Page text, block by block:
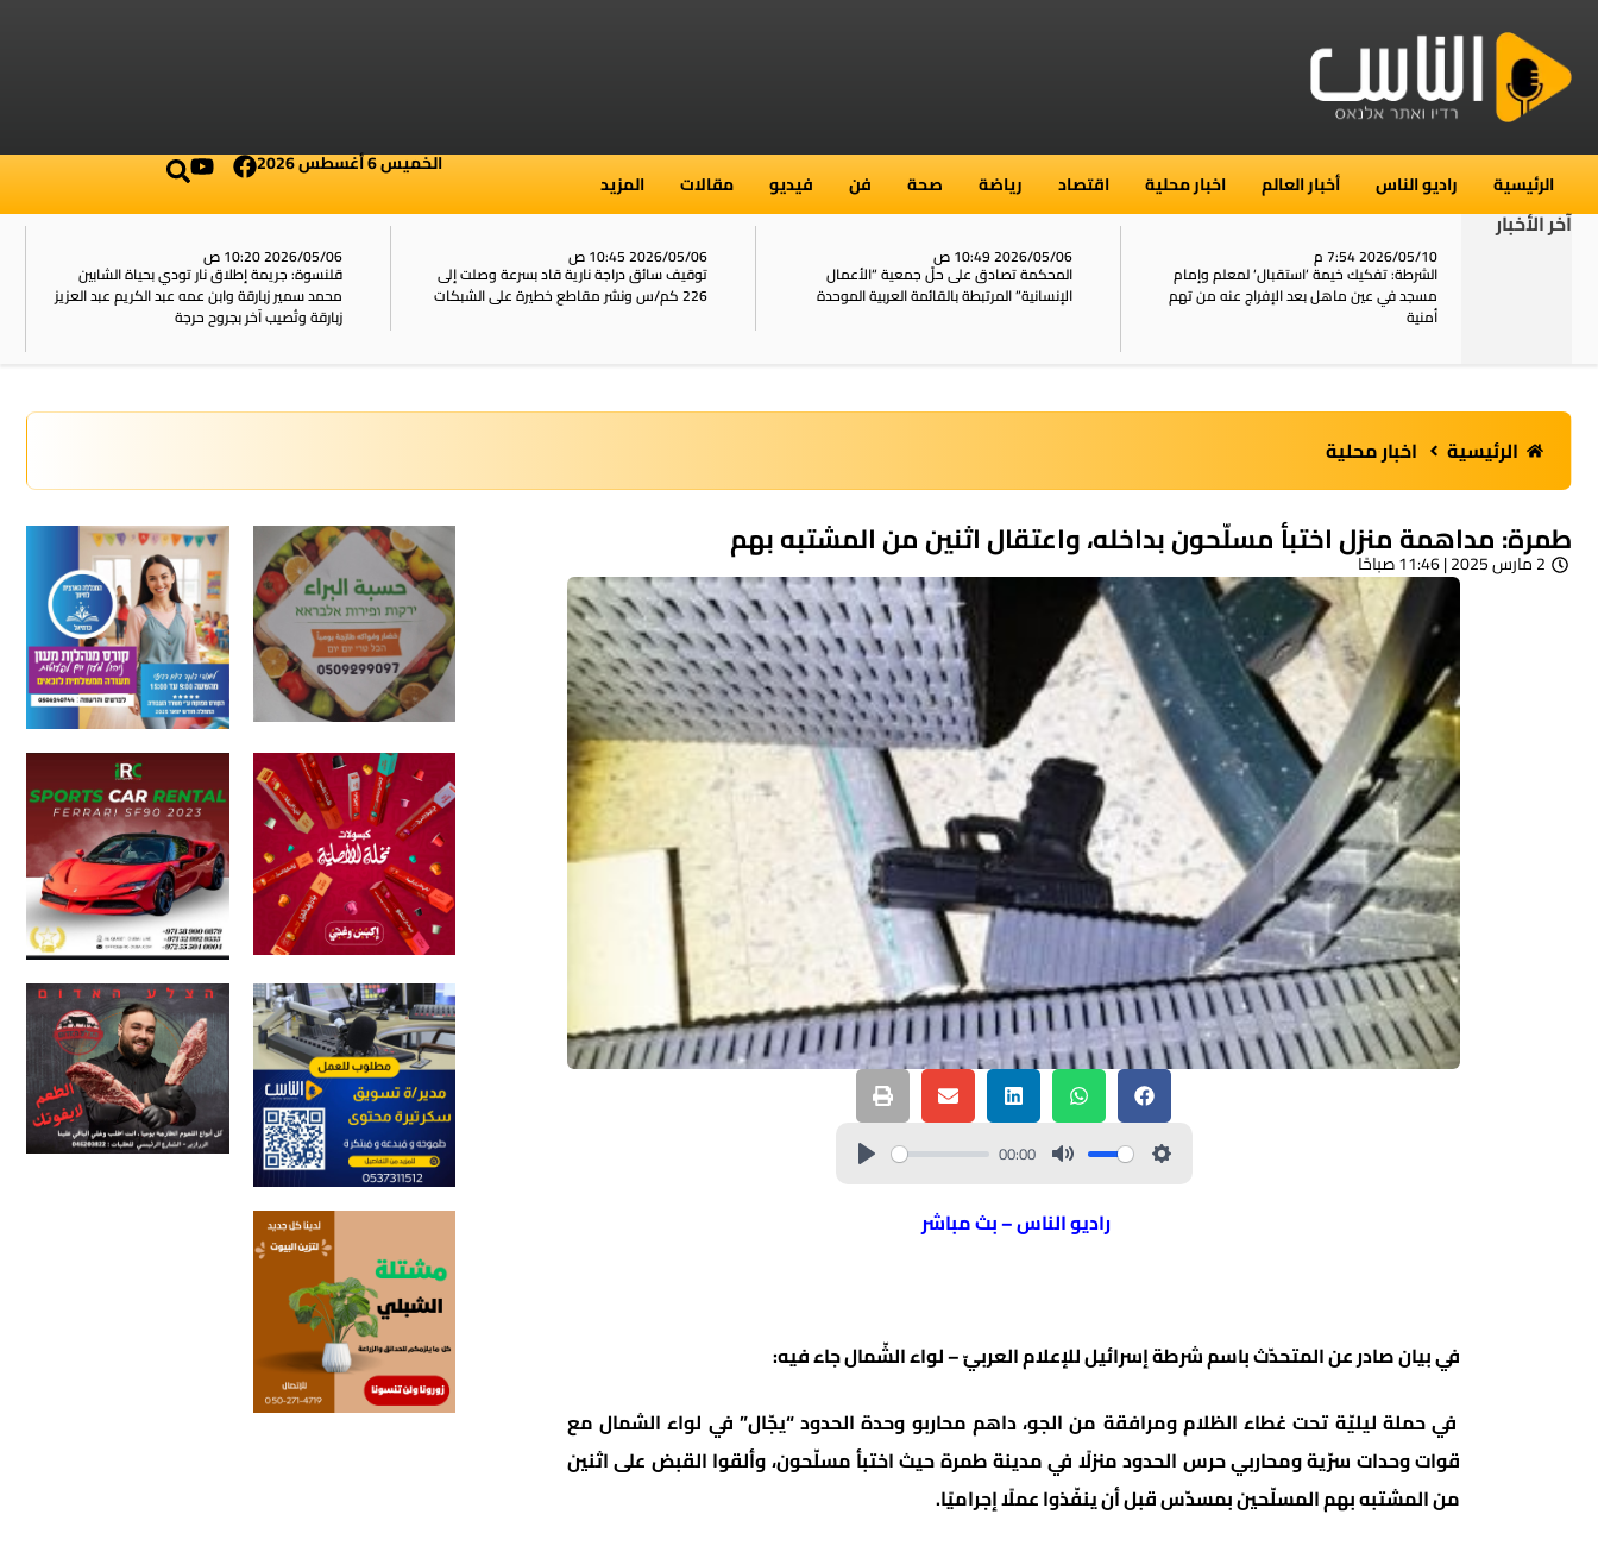
الرئيسية راديو الناس أخبار العالم اخبار محلية اقتصاد رياضة صحة فن فيديو مقالات المزيد
الخميس 6 أغسطس 2026
آخر الأخبار
2026/05/10 7:54 م
الشرطة: تفكيك خيمة ‘استقبال‘ لمعلم وإمام
مسجد في عين ماهل بعد الإفراج عنه من تهم
أمنية
2026/05/06 10:49 ص
المحكمة تصادق على حلّ جمعية “الأعمال
الإنسانية” المرتبطة بالقائمة العربية الموحدة
2026/05/06 10:45 ص
توقيف سائق دراجة نارية قاد بسرعة وصلت إلى
226 كم/س ونشر مقاطع خطيرة على الشبكات
2026/05/06 10:20 ص
قلنسوة: جريمة إطلاق نار تودي بحياة الشابين
محمد سمير زبارقة وابن عمه عبد الكريم عبد العزيز
زبارقة وتُصيب آخر بجروح حرجة
الرئيسية اخبار محلية
طمرة: مداهمة منزل اختبأ مسلّحون بداخله، واعتقال اثنين من المشتبه بهم
2 مارس 2025 | 11:46 صباحًا
00:00
راديو الناس – بث مباشر
في بيان صادر عن المتحدّث باسم شرطة إسرائيل للإعلام العربيّ – لواء الشّمال جاء فيه:
في حملة ليليّة تحت غطاء الظلام ومرافقة من الجو، داهم محاربو وحدة الحدود “يجّال” في لواء الشمال مع
قوات وحدات سرّية ومحاربي حرس الحدود منزلًا في مدينة طمرة حيث اختبأ مسلّحون، وألقوا القبض على اثنين
من المشتبه بهم المسلّحين بمسدّس قبل أن ينفّذوا عملًا إجراميًا.